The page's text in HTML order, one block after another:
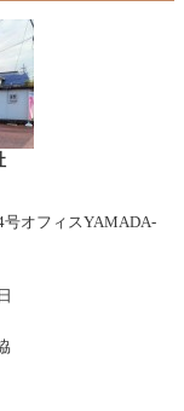
号オフィスYAMADA-